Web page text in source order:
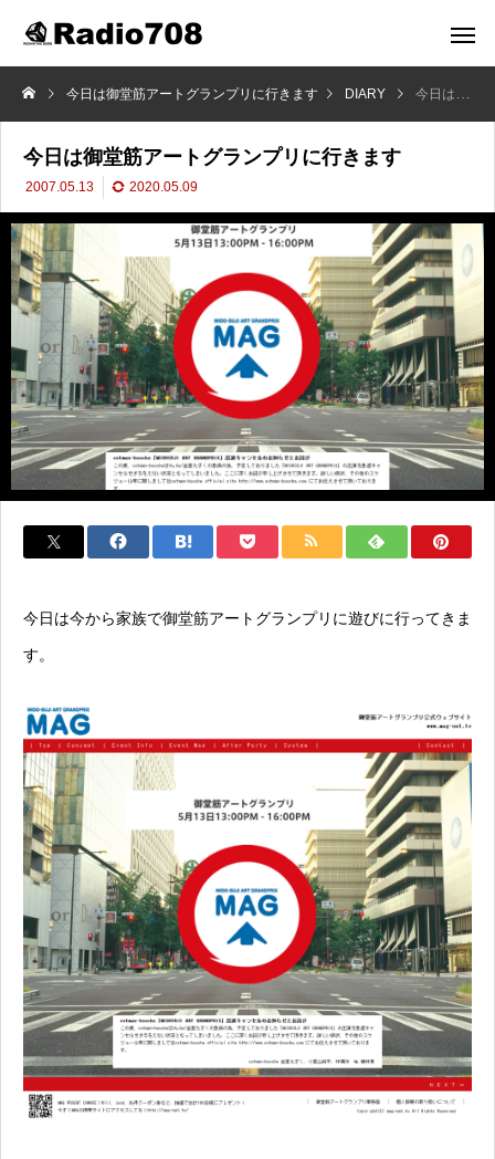
今日は御堂筋アートグランプリに行きます DIARY 今日は御堂筋アートグランプリに行きます
今日は御堂筋アートグランプリに行きます
2007.05.13 2020.05.09
今日は今から家族で御堂筋アートグランプリに遊びに行ってきま
す。